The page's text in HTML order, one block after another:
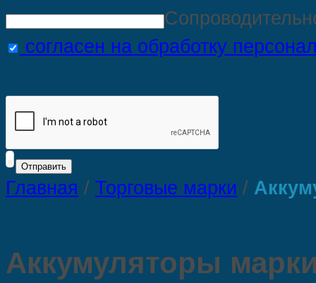
согласен на обработку
Главная / Торговые марки /
Аккумуляторы